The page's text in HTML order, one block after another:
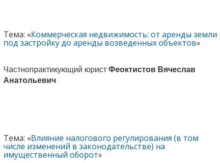
Тема: «Коммерческая недвижимость: от аренды земли
под застройку до аренды возведенных объектов»
Частнопрактикующий юрист Феоктистов Вячеслав
Анатольевич
Тема: «Влияние налогового регулирования (в том
числе изменений в законодательстве) на
имущественный оборот»